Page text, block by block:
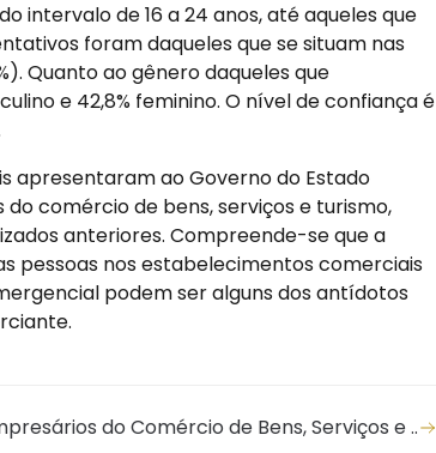
intervalo de 16 a 24 anos, até aqueles que
foram daqueles que se situam nas
Quanto ao gênero daqueles que
e 42,8% feminino. O nível de confiança é
apresentaram ao Governo do Estado
comércio de bens, serviços e turismo,
anteriores. Compreende-se que a
pessoas nos estabelecimentos comerciais
podem ser alguns dos antídotos
do Comércio de Bens, Serviços e ..